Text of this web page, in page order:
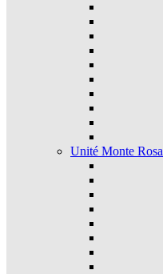
Unité Monte Rosa